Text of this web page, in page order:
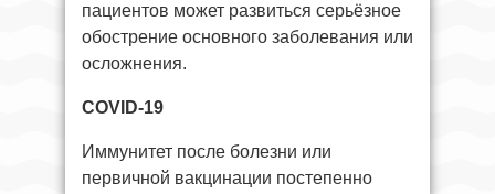
пациентов может развиться серьёзное
обострение основного заболевания или
осложнения.
COVID-19
Иммунитет после болезни или
первичной вакцинации постепенно